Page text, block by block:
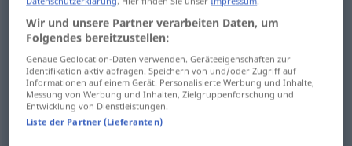
deshacer abwickelnVerband
realizar,llevaracabo abwickeln (≈ erledigen)
Geschäft
Wir und unsere Partner verarbeiten Daten, um
Folgendes bereitzustellen:
Genaue Geolocation-Daten verwenden. Geräteeigenschaften zur
Identifikation aktiv abfragen. Speichern von und/oder Zugriff auf
Informationen auf einem Gerät. Personalisierte Werbung und Inhalte,
Messung von Werbung und Inhalten, Zielgruppenforschung und
Entwicklung von Dienstleistungen.
Liste der Partner (Lieferanten)